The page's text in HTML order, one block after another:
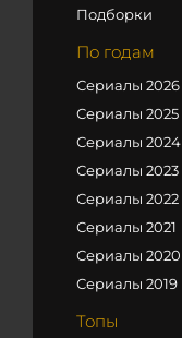
Подборки
По годам
Сериалы 2026
Сериалы 2025
Сериалы 2024
Сериалы 2023
Сериалы 2022
Сериалы 2021
Сериалы 2020
Сериалы 2019
Топы